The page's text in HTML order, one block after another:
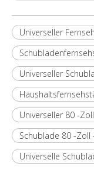
Universeller
Universeller
Universeller 80 -
Schublade 80 -Zoll
Universelle